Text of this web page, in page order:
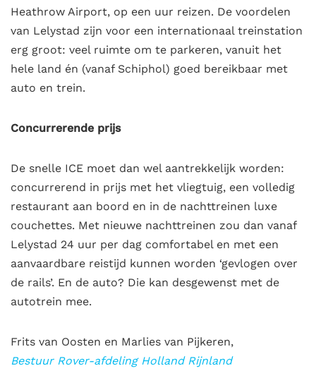
Heathrow Airport, op een uur reizen. De voordelen
van Lelystad zijn voor een internationaal treinstation
erg groot: veel ruimte om te parkeren, vanuit het
hele land én (vanaf Schiphol) goed bereikbaar met
auto en trein.
Concurrerende prijs
De snelle ICE moet dan wel aantrekkelijk worden:
concurrerend in prijs met het vliegtuig, een volledig
restaurant aan boord en in de nachttreinen luxe
couchettes. Met nieuwe nachttreinen zou dan vanaf
Lelystad 24 uur per dag comfortabel en met een
aanvaardbare reistijd kunnen worden ‘gevlogen over
de rails’. En de auto? Die kan desgewenst met de
autotrein mee.
Frits van Oosten en Marlies van Pijkeren,
Bestuur Rover-afdeling Holland Rijnland